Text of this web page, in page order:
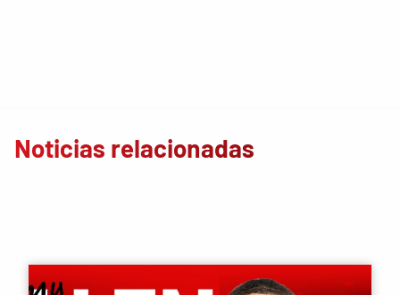
Noticias relacionadas